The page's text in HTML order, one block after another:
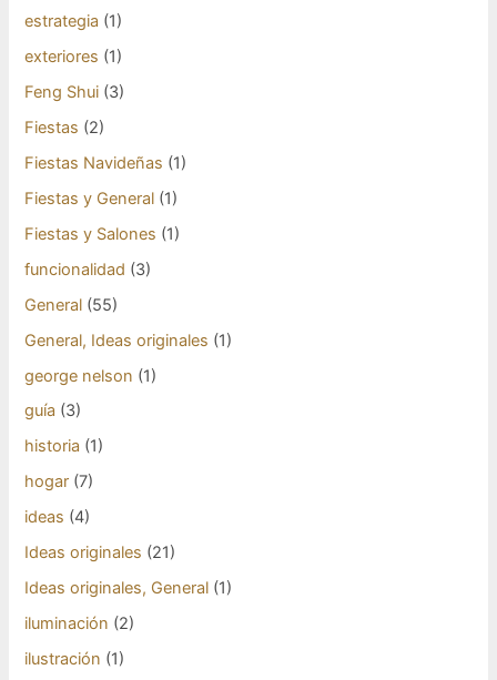
estrategia (1)
exteriores (1)
Feng Shui (3)
Fiestas (2)
Fiestas Navideñas (1)
Fiestas y General (1)
Fiestas y Salones (1)
funcionalidad (3)
General (55)
General, Ideas originales (1)
george nelson (1)
guía (3)
historia (1)
hogar (7)
ideas (4)
Ideas originales (21)
Ideas originales, General (1)
iluminación (2)
ilustración (1)